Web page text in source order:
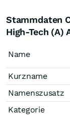
Stammdaten
High-Tech (A)
Name
Kurzname
Namenszusatz
Kategorie